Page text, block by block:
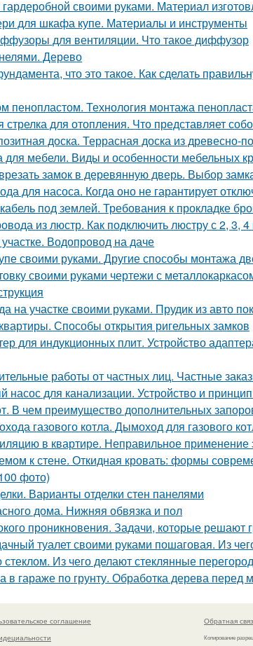
своими руками. Материал
для шкафа купе. Материалы и инструменты
для вентиляции. Что такое диффузор
Дерево
что это такое. Как сделать
пенопластом. Технология монтажа
стрелка для отопления. Что представляет
доска. Террасная доска из древесно-
для мебели. Виды и особенности мебельных
замок в деревянную дверь. Выбор
для насоса. Когда оно не гарантирует
под землей. Требования к прокладке
из люстр. Как подключить люстру с 2, 3,
Водопровод на даче
своими руками. Другие способы монтажа
своими руками чертежи с
на участке своими руками. Прудик из авто
Способы открытия ригельных замков
для индукционных плит. Устройство
работы от частных лиц. Частные
насос для канализации. Устройство и
В чем преимущество дополнительных
газового котла. Дымоход для газового
в квартире. Неправильное применение
к стене. Откидная кровать: формы
фото)
Варианты отделки стен панелями
дома. Нижняя обвязка и пол
проникновения. Задачи, которые решают
туалет своими руками пошаговая. Из
Из чего делают стеклянные
в гараже по грунту. Обработка дерева перед
соглашение
Обратная
Копирование